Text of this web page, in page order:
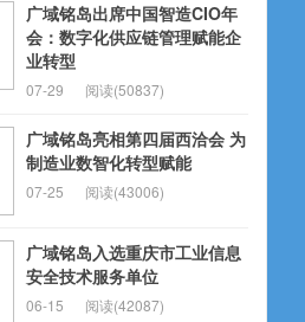
广域铭岛出席中国智造CIO年
会：数字化供应链管理赋能企
业转型
07-29 阅读(50837)
广域铭岛亮相第四届西洽会 为
制造业数智化转型赋能
07-25 阅读(43006)
广域铭岛入选重庆市工业信息
安全技术服务单位
06-15 阅读(42087)